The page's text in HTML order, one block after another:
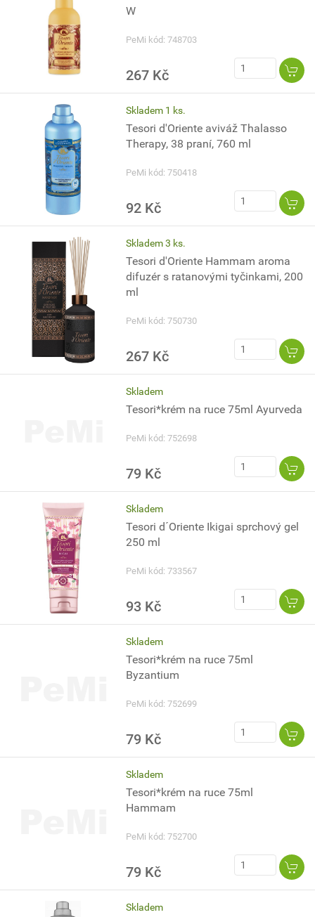
W
PeMi kód: 748703
267 Kč
Skladem 1 ks.
Tesori d'Oriente aviváž Thalasso
Therapy, 38 praní, 760 ml
PeMi kód: 750418
92 Kč
Skladem 3 ks.
Tesori d'Oriente Hammam aroma
difuzér s ratanovými tyčinkami, 200
ml
PeMi kód: 750730
267 Kč
Skladem
Tesori*krém na ruce 75ml Ayurveda
PeMi kód: 752698
79 Kč
Skladem
Tesori d´Oriente Ikigai sprchový gel
250 ml
PeMi kód: 733567
93 Kč
Skladem
Tesori*krém na ruce 75ml
Byzantium
PeMi kód: 752699
79 Kč
Skladem
Tesori*krém na ruce 75ml
Hammam
PeMi kód: 752700
79 Kč
Skladem